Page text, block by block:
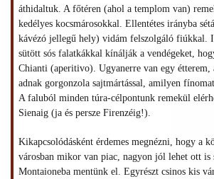
áthidaltuk. A főtéren (ahol a templom van)
kedélyes kocsmárosokkal. Ellentétes irányba
kávézó jellegű hely) vidám felszolgáló fiúkkal.
sütött sós falatkákkal kínálják a vendégeket,
Chianti (aperitivo). Ugyanerre van egy étterem,
adnak gorgonzola sajtmártással, amilyen
A faluból minden túra-célpontunk remekül
Sienaig (ja és persze Firenzéig!).
Kikapcsolódásként érdemes megnézni, hogy a
városban mikor van piac, nagyon jól lehet ott is
Montaioneba mentünk el. Egyrészt csinos kis